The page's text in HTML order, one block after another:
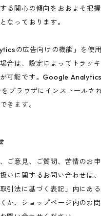
る関心の傾向をおおよそ把
なっております。
の広告向けの機能」を使
合は、設定によってトラッ
可能です。Google
ブラウザにインストールさ
きます。
ご意見、ご質問、苦情のお
いに関するお問い合わせは、
引法に基づく表記」内にあ
か、ショップページ内のお